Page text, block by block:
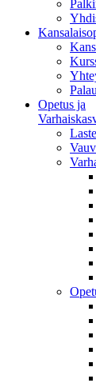
Opetus ja